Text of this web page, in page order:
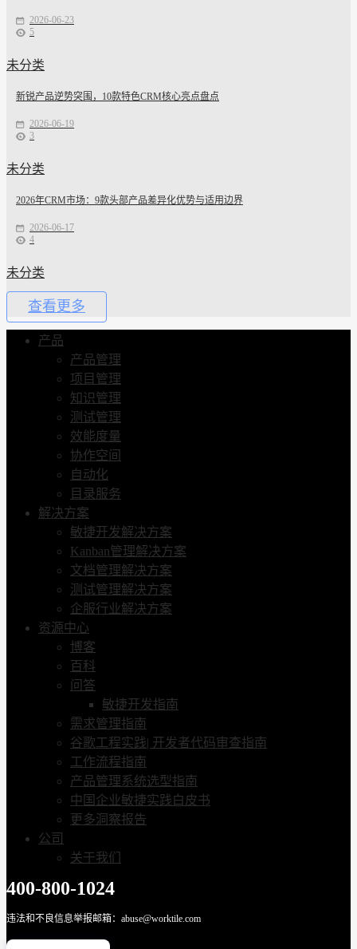
2026-06-23
5
未分类
新锐产品逆势突围，10款特色CRM核心亮点盘点
2026-06-19
3
未分类
2026年CRM市场：9款头部产品差异化优势与适用边界
2026-06-17
4
未分类
查看更多
产品
产品管理
项目管理
知识管理
测试管理
效能度量
协作空间
自动化
目录服务
解决方案
敏捷开发解决方案
Kanban管理解决方案
文档管理解决方案
测试管理解决方案
企服行业解决方案
资源中心
博客
百科
问答
敏捷开发指南
需求管理指南
谷歌工程实践| 开发者代码审查指南
工作流程指南
产品管理系统选型指南
中国企业敏捷实践白皮书
更多洞察报告
公司
关于我们
400-800-1024
违法和不良信息举报邮箱：abuse@worktile.com